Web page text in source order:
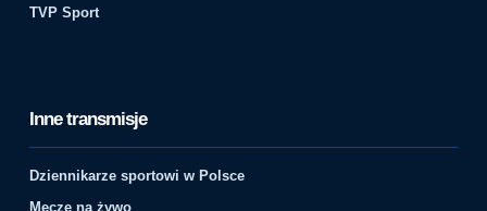
TVP Sport
Inne transmisje
Dziennikarze sportowi w Polsce
Mecze na żywo